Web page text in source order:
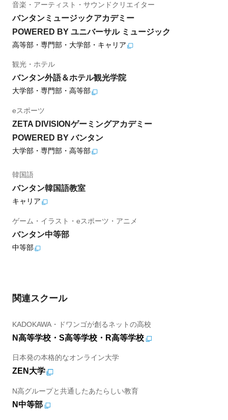
音楽・アーティスト・サウンドクリエイター
バンタンミュージックアカデミー
POWERED BY ユニバーサル ミュージック
高等部・専門部・大学部・キャリア
観光・ホテル
バンタン外語＆ホテル観光学院
大学部・専門部・高等部
eスポーツ
ZETA DIVISIONゲーミングアカデミー
POWERED BY バンタン
大学部・専門部・高等部
韓国語
バンタン韓国語教室
キャリア
ゲーム・イラスト・eスポーツ・アニメ
バンタン中等部
中等部
関連スクール
KADOKAWA・ドワンゴが創るネットの高校
N高等学校・S高等学校・R高等学校
日本発の本格的なオンライン大学
ZEN大学
N高グループと共通したあたらしい教育
N中等部